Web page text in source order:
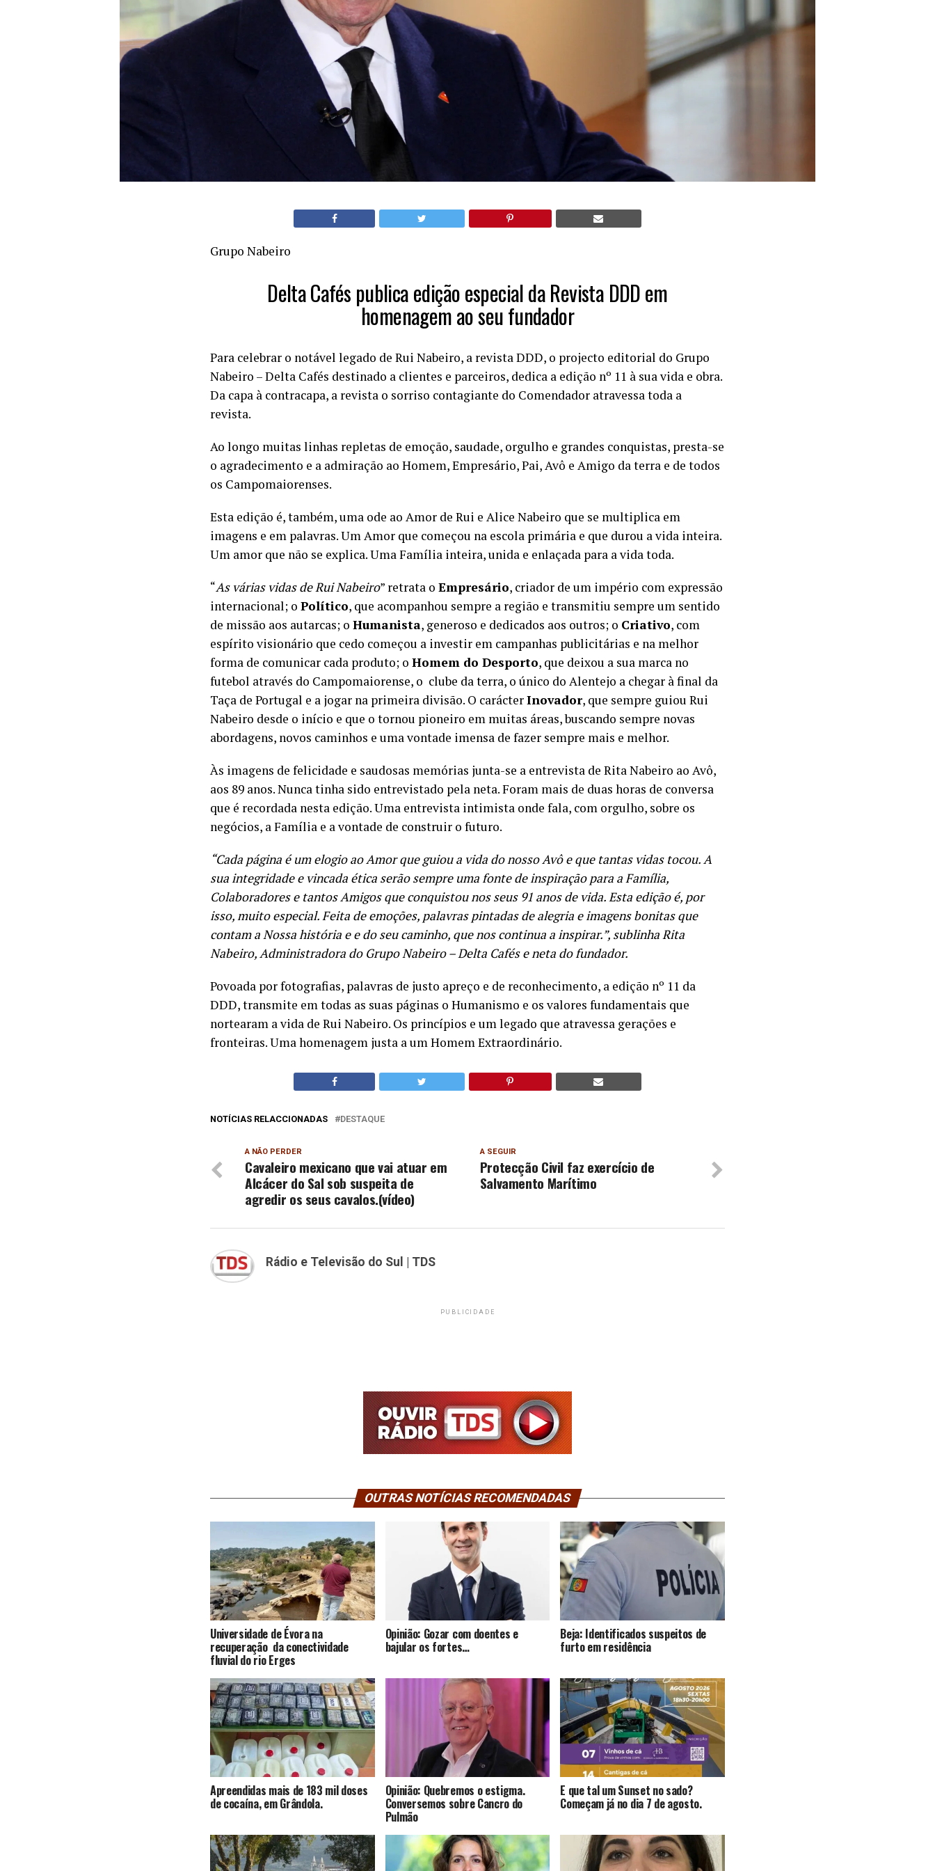
Grupo Nabeiro
Delta Cafés publica edição especial da Revista DDD em
homenagem ao seu fundador
Para celebrar o notável legado de Rui Nabeiro, a revista DDD, o projecto editorial do Grupo
Nabeiro – Delta Cafés destinado a clientes e parceiros, dedica a edição nº 11 à sua vida e obra.
Da capa à contracapa, a revista o sorriso contagiante do Comendador atravessa toda a
revista.
Ao longo muitas linhas repletas de emoção, saudade, orgulho e grandes conquistas, presta-se
o agradecimento e a admiração ao Homem, Empresário, Pai, Avô e Amigo da terra e de todos
os Campomaiorenses.
Esta edição é, também, uma ode ao Amor de Rui e Alice Nabeiro que se multiplica em
imagens e em palavras. Um Amor que começou na escola primária e que durou a vida inteira.
Um amor que não se explica. Uma Família inteira, unida e enlaçada para a vida toda.
“As várias vidas de Rui Nabeiro” retrata o Empresário, criador de um império com expressão
internacional; o Político, que acompanhou sempre a região e transmitiu sempre um sentido
de missão aos autarcas; o Humanista, generoso e dedicados aos outros; o Criativo, com
espírito visionário que cedo começou a investir em campanhas publicitárias e na melhor
forma de comunicar cada produto; o Homem do Desporto, que deixou a sua marca no
futebol através do Campomaiorense, o clube da terra, o único do Alentejo a chegar à final da
Taça de Portugal e a jogar na primeira divisão. O carácterInovador, que sempre guiou Rui
Nabeiro desde o início e que o tornou pioneiro em muitas áreas, buscando sempre novas
abordagens, novos caminhos e uma vontade imensa de fazer sempre mais e melhor.
Às imagens de felicidade e saudosas memórias junta-se a entrevista de Rita Nabeiro ao Avô,
aos 89 anos. Nunca tinha sido entrevistado pela neta. Foram mais de duas horas de conversa
que é recordada nesta edição. Uma entrevista intimista onde fala, com orgulho, sobre os
negócios, a Família e a vontade de construir o futuro.
“Cada página é um elogio ao Amor que guiou a vida do nosso Avô e que tantas vidas tocou. A
sua integridade e vincada ética serão sempre uma fonte de inspiração para a Família,
Colaboradores e tantos Amigos que conquistou nos seus 91 anos de vida. Esta edição é, por
isso, muito especial. Feita de emoções, palavras pintadas de alegria e imagens bonitas que
contam a Nossa história e e do seu caminho, que nos continua a inspirar.”, sublinha Rita
Nabeiro, Administradora do Grupo Nabeiro – Delta Cafés e neta do fundador.
Povoada por fotografias, palavras de justo apreço e de reconhecimento, a edição nº 11 da
DDD, transmite em todas as suas páginas o Humanismo e os valores fundamentais que
nortearam a vida de Rui Nabeiro. Os princípios e um legado que atravessa gerações e
fronteiras. Uma homenagem justa a um Homem Extraordinário.
NOTÍCIAS RELACCIONADAS DESTAQUE
A SEGUIR
Protecção Civil faz exercício de
Salvamento Marítimo
A NÃO PERDER
Cavaleiro mexicano que vai atuar em
Alcácer do Sal sob suspeita de
agredir os seus cavalos.(vídeo)
Rádio e Televisão do Sul | TDS
PUBLICIDADE
OUTRAS NOTÍCIAS RECOMENDADAS
Universidade de Évora na
recuperação da conectividade
fluvial do rio Erges
Opinião: Gozar com doentes e
bajular os fortes…
Beja: Identificados suspeitos de
furto em residência
Apreendidas mais de 183 mil doses
de cocaína, em Grândola.
Opinião: Quebremos o estigma.
Conversemos sobre Cancro do
Pulmão
E que tal um Sunset no sado?
Começam já no dia 7 de agosto.